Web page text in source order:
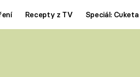
Recepty z TV Speciál: Cuketa